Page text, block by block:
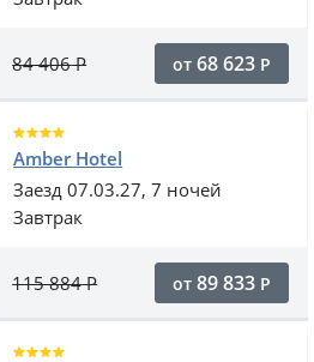
84 406Р от 68 623 Р
Amber Hotel
Заезд 07.03.27, 7 ночей
Завтрак
115 884Р от 89 833 Р